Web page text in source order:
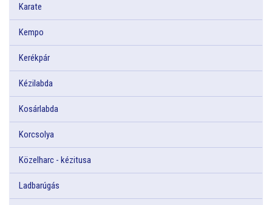
Karate
Kempo
Kerékpár
Kézilabda
Kosárlabda
Korcsolya
Közelharc - kézitusa
Ladbarúgás